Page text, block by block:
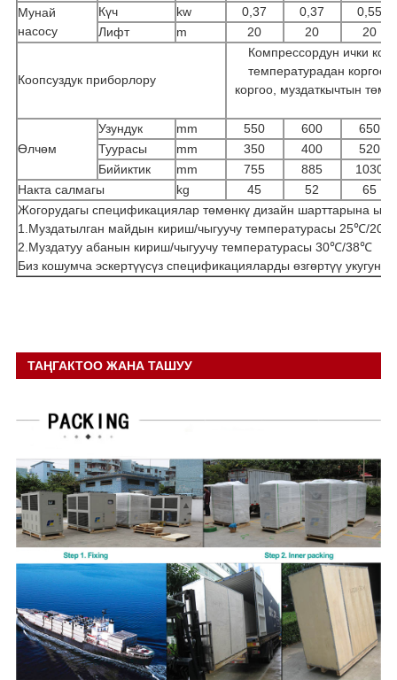
Мунай
насосу
Күч kw 0,37 0,37
0,55
Лифт
m 20 20 20
Коопсуздук приборлору
Компрессордун ички
температурадан
коргоо, муздаткычтын
Өлчөм
Узундук mm 550 600
650
Туурасы
mm 350 400
520
Бийиктик
mm 755 885
1030
Накта салмагы
kg 45 52
65
Жогорудагы спецификациялар төмөнкү дизайн шарттарына
1.Муздатылган майдын кириш/чыгуучу температурасы 25℃/20℃
2.Муздатуу абанын кириш/чыгуучу температурасы 30℃/38℃
Биз кошумча эскертүүсүз спецификацияларды өзгөртүү укугуна
ТАҢГАКТОО ЖАНА ТАШУУ